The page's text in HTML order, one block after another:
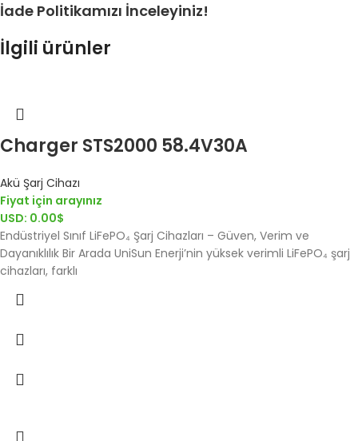
İade Politikamızı İnceleyiniz!
İlgili ürünler
Charger STS2000 58.4V30A
Akü Şarj Cihazı
Fiyat için arayınız
USD: 0.00$
Endüstriyel Sınıf LiFePO₄ Şarj Cihazları – Güven, Verim ve
Dayanıklılık Bir Arada UniSun Enerji’nin yüksek verimli LiFePO₄ şarj
cihazları, farklı